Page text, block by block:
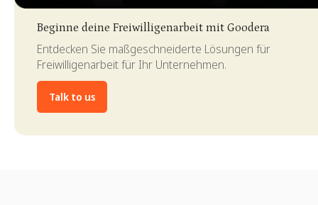
Beginne deine Freiwilligenarbeit mit Goodera
Entdecken Sie maßgeschneiderte Lösungen für
Freiwilligenarbeit für Ihr Unternehmen.
Talk to us